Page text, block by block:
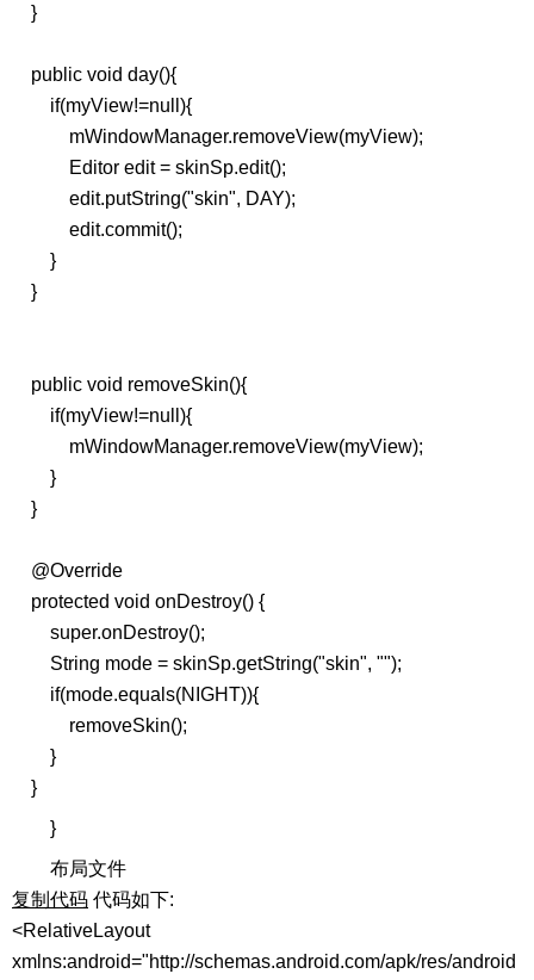
}
public void day(){
if(myView!=null){
mWindowManager.removeView(myView);
Editor edit = skinSp.edit();
edit.putString("skin", DAY);
edit.commit();
}
}
public void removeSkin(){
if(myView!=null){
mWindowManager.removeView(myView);
}
}
@Override
protected void onDestroy() {
super.onDestroy();
String mode = skinSp.getString("skin", "");
if(mode.equals(NIGHT)){
removeSkin();
}
}
}
布局文件
复制代码 代码如下:
<RelativeLayout
xmlns:android="http://schemas.android.com/apk/res/android